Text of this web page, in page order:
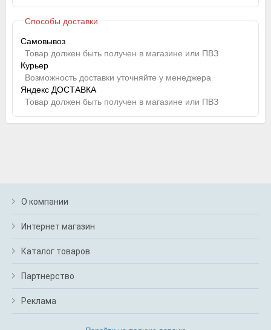
Способы доставки
Самовывоз
Товар должен быть получен в магазине или ПВЗ
Курьер
Возможность доставки уточняйте у менеджера
Яндекс ДОСТАВКА
Товар должен быть получен в магазине или ПВЗ
О компании
Интернет магазин
Каталог товаров
Партнерство
Реклама